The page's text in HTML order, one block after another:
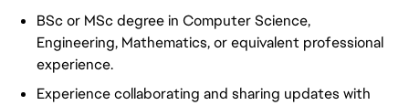
BSc or MSc degree in Computer Science,
Engineering, Mathematics, or equivalent professional
experience.
Experience collaborating and sharing updates with